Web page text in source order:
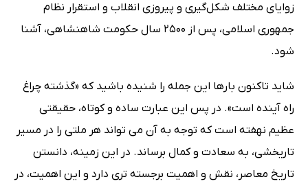
زوایای مختلف شکل‌گیری و پیروزی انقلاب و استقرار نظام
جمهوری اسلامی، پس از 2500 سال حکومت شاهنشاهی، آشنا
شود.
شاید تاکنون بارها این جمله را شنیده باشید که «گذشته چراغ
راه آینده است». در پس این عبارت ساده و کوتاه، حقیقتی
عظیم نهفته است که توجه به آن می تواند هر ملتی را در مسیر
تاریخشی، به سعادت و کمال برساند. در این زمینه، دانستن
تاریخ معاصر، نقش و اهمیت برجسته تری دارد و این اهمیت، در